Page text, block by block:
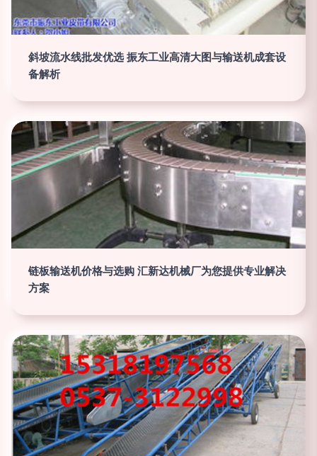
斜坡流水线批发优选 振东工业高清大图与输送机成套设
备解析
链板输送机价格与选购 汇新达机械厂为您提供专业解决
方案